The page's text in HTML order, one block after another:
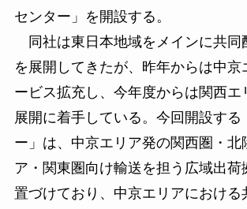
センター」を開設する。
同社は東日本地域をメインに共同
を展開してきたが、昨年からは中京
ービス拡充し、今年度からは関西エ
展開に着手している。今回開設する
ー」は、中京エリア発の関西圏・北
ア・関東圏向け輸送を担う広域出荷
置づけており、中京エリアにおける